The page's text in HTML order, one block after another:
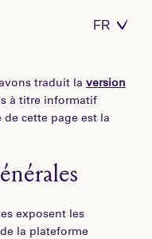
FR
IT
traduit la version
à titre informatif
cette page est la
exposent les
la plateforme